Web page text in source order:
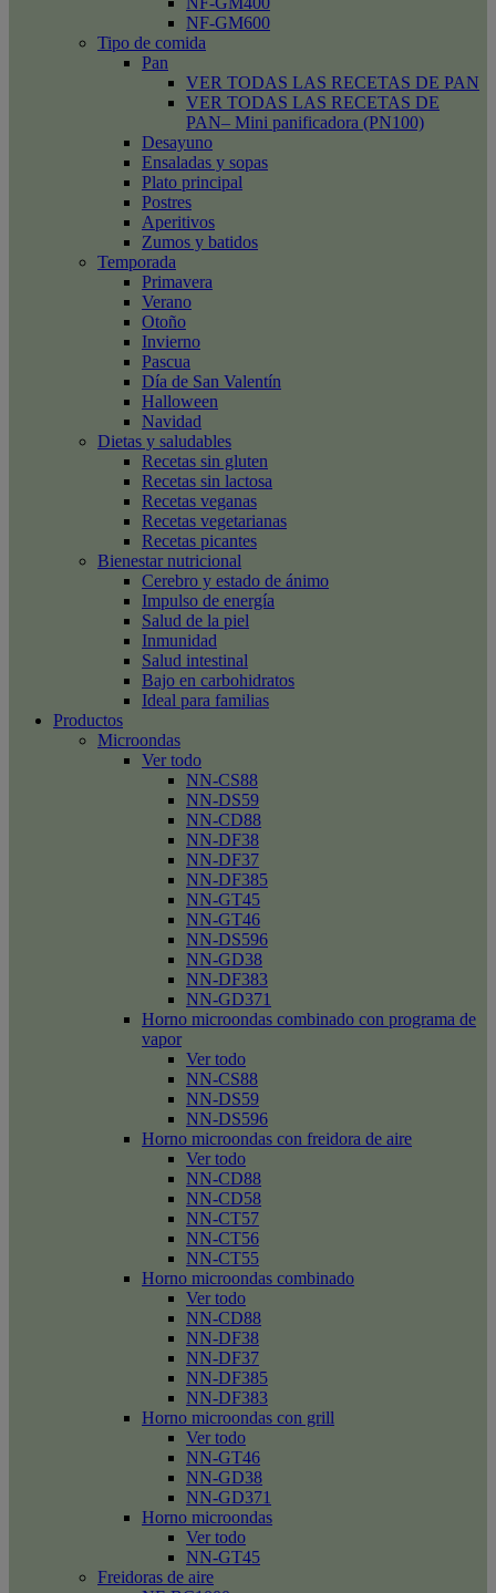
NF-GM600
Tipo de comida
Pan
VER TODAS LAS RECETAS DE PAN
VER TODAS LAS RECETAS DE
PAN– Mini panificadora (PN100)
Desayuno
Ensaladas y sopas
Plato principal
Postres
Aperitivos
Zumos y batidos
Temporada
Primavera
Verano
Otoño
Invierno
Pascua
Día de San Valentín
Halloween
Navidad
Dietas y saludables
Recetas sin gluten
Recetas sin lactosa
Recetas veganas
Recetas vegetarianas
Recetas picantes
Bienestar nutricional
Cerebro y estado de ánimo
Impulso de energía
Salud de la piel
Inmunidad
Salud intestinal
Bajo en carbohidratos
Ideal para familias
Productos
Microondas
Ver todo
NN-CS88
NN-DS59
NN-CD88
NN-DF38
NN-DF37
NN-DF385
NN-GT45
NN-GT46
NN-DS596
NN-GD38
NN-DF383
NN-GD371
Horno microondas combinado con programa de
vapor
Ver todo
NN-CS88
NN-DS59
NN-DS596
Horno microondas con freidora de aire
Ver todo
NN-CD88
NN-CD58
NN-CT57
NN-CT56
NN-CT55
Horno microondas combinado
Ver todo
NN-CD88
NN-DF38
NN-DF37
NN-DF385
NN-DF383
Horno microondas con grill
Ver todo
NN-GT46
NN-GD38
NN-GD371
Horno microondas
Ver todo
NN-GT45
Freidoras de aire